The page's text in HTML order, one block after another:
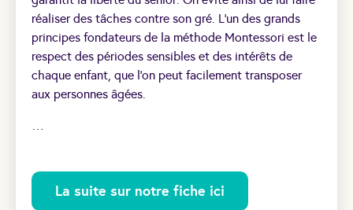
réaliser des tâches contre son gré. L’un des grands
principes fondateurs de la méthode Montessori est le
respect des périodes sensibles et des intérêts de
chaque enfant, que l’on peut facilement transposer
aux personnes âgées.
La suite sur notre fiche ici